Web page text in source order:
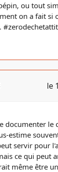
ou tout
on a fait si
le
documenter le
estime
servir pour
ce qui peut
même être